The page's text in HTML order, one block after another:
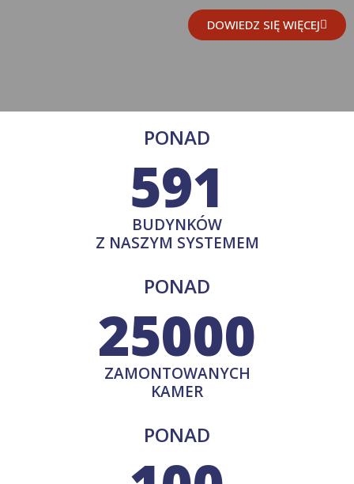
DOWIEDZ SIĘ WIĘCEJ
PONAD
591
BUDYNKÓW
Z NASZYM SYSTEMEM
PONAD
25000
ZAMONTOWANYCH
KAMER
PONAD